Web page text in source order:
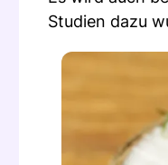
Studien dazu